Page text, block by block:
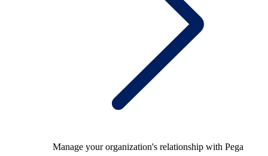
Manage your organization's relationship with Pega